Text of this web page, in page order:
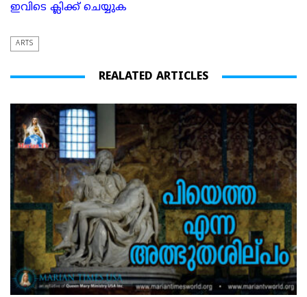
ഇവിടെ ക്ലിക്ക് ചെയ്യുക
ARTS
REALATED ARTICLES